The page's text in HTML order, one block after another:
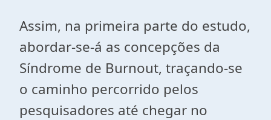
Assim, na primeira parte do estudo,
abordar-se-á as concepções da
Síndrome de Burnout, traçando-se
o caminho percorrido pelos
pesquisadores até chegar no